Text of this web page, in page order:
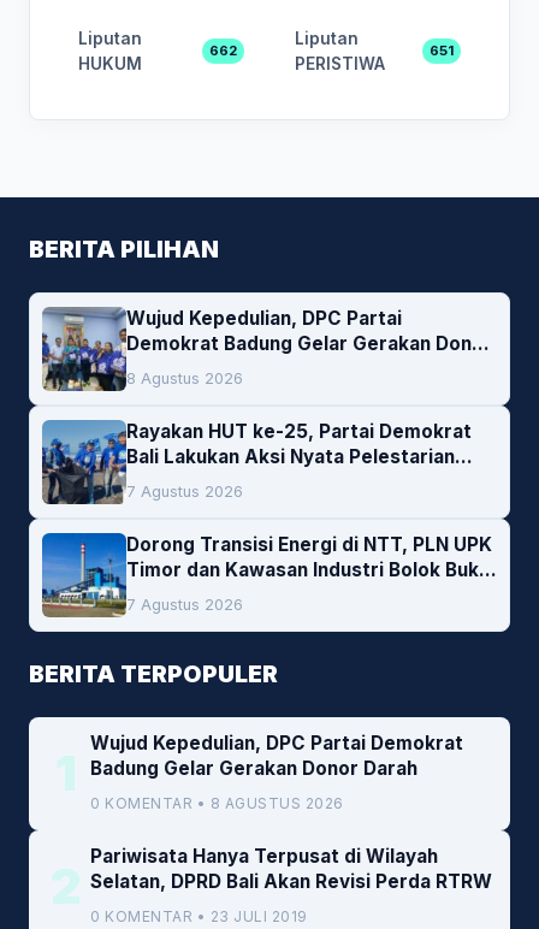
Liputan
HUKUM
662
Liputan
PERISTIWA
651
BERITA PILIHAN
Wujud Kepedulian, DPC Partai
Demokrat Badung Gelar Gerakan Donor
Darah
8 Agustus 2026
Rayakan HUT ke-25, Partai Demokrat
Bali Lakukan Aksi Nyata Pelestarian
Lingkungan
7 Agustus 2026
Dorong Transisi Energi di NTT, PLN UPK
Timor dan Kawasan Industri Bolok Buka
Peluang Investasi Woodchip untuk
Cofiring PLTU Bolok
7 Agustus 2026
BERITA TERPOPULER
1
Wujud Kepedulian, DPC Partai Demokrat
Badung Gelar Gerakan Donor Darah
0 KOMENTAR • 8 AGUSTUS 2026
2
Pariwisata Hanya Terpusat di Wilayah
Selatan, DPRD Bali Akan Revisi Perda RTRW
0 KOMENTAR • 23 JULI 2019